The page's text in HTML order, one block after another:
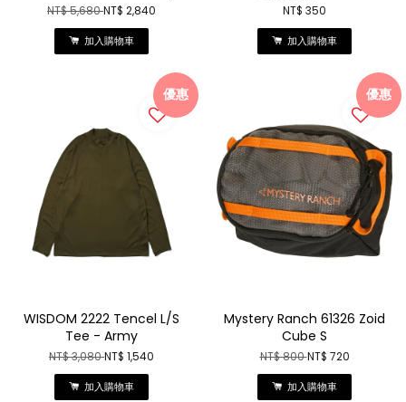
NT$ 5,680NT$ 2,840
加入購物車
NT$ 350
加入購物車
優惠
WISDOM 2222 Tencel L/S
Tee - Army
NT$ 3,080NT$ 1,540
加入購物車
優惠
Mystery Ranch 61326 Zoid
Cube S
NT$ 800NT$ 720
加入購物車